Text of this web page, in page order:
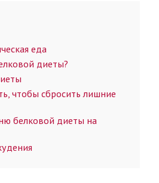
еда
диеты?
чтобы сбросить лишние
белковой диеты на